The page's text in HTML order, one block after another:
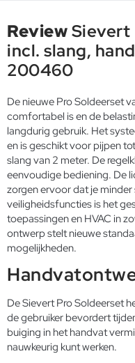
ReviewSievert
incl. slang,
200460
De nieuwe Pro Soldeerset
comfortabel is en de
langdurig gebruik. Het
en is geschikt voor pijpen
slang van 2 meter. De
eenvoudige bediening. De
zorgen ervoor dat je
veiligheidsfuncties is het
toepassingen en HVAC in
ontwerp stelt nieuwe
mogelijkheden.
De Sievert Pro Soldeerset
de gebruiker bevordert
buiging in het handvat
nauwkeurig kunt werken.